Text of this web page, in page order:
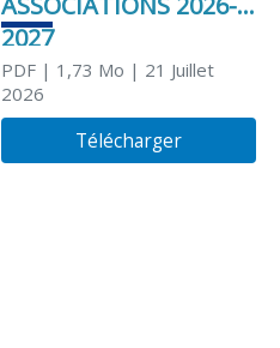
2027
PDF| 1,73 Mo | 21 Juillet
2026
Télécharger